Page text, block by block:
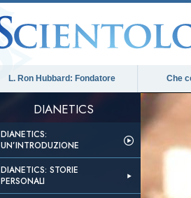
L. Ron Hubbard: Fondatore Che
DIANETICS
DIANETICS:
UN’INTRODUZIONE
DIANETICS: STORIE
PERSONALI